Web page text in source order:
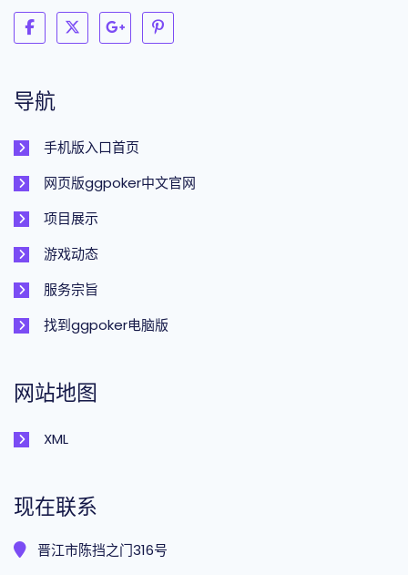
导航
手机版入口首页
网页版ggpoker中文官网
项目展示
游戏动态
服务宗旨
找到ggpoker电脑版
网站地图
XML
现在联系
晋江市陈挡之门316号